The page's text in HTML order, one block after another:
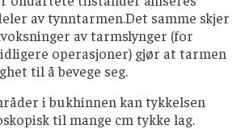
av tynntarmen.Det samme skjer
av tarmslynger (for
operasjoner) gjør at tarmen
til å bevege seg.
i bukhinnen kan tykkelsen
til mange cm tykke lag.